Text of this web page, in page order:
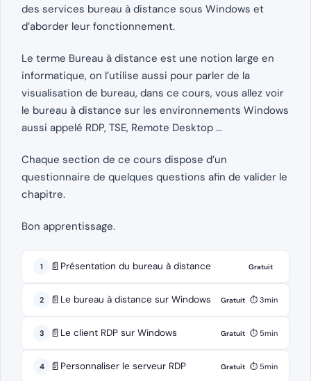
des services bureau à distance sous Windows et
d’aborder leur fonctionnement.
Le terme Bureau à distance est une notion large en
informatique, on l’utilise aussi pour parler de la
visualisation de bureau, dans ce cours, vous allez voir
le bureau à distance sur les environnements Windows
aussi appelé RDP, TSE, Remote Desktop …
Chaque section de ce cours dispose d’un
questionnaire de quelques questions afin de valider le
chapitre.
Bon apprentissage.
1 📄 Présentation du bureau à distance Gratuit
2 📄 Le bureau à distance sur Windows Gratuit ⏱ 3min
3 📄 Le client RDP sur Windows Gratuit ⏱ 5min
4 📄 Personnaliser le serveur RDP Gratuit ⏱ 5min